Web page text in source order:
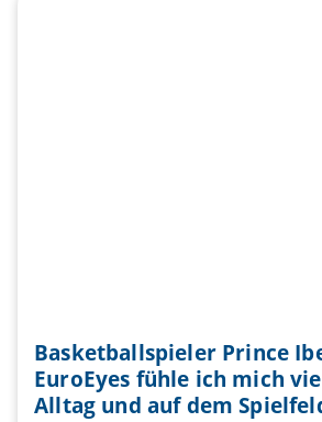
Basketballspieler Prince
EuroEyes fühle ich mich
Alltag und auf dem